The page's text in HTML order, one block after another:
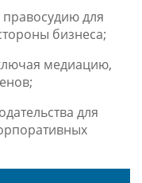
правосудию для
бизнеса;
медиацию,
для